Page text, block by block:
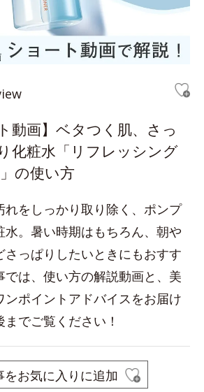
動画】ベタつく肌、さっ
化粧水「リフレッシング
の使い方
れをしっかり取り除く、ポンプ
水。暑い時期はもちろん、朝や
さっぱりしたいときにもおすす
では、使い方の解説動画と、美
ンポイントアドバイスをお届け
でご覧ください！
をお気に入りに追加